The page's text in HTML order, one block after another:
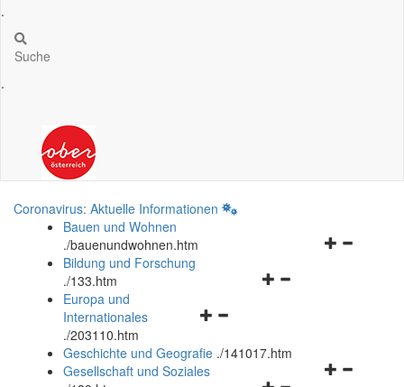
.
Suche
.
Coronavirus: Aktuelle Informationen
Bauen und Wohnen
./bauenundwohnen.htm
Navigationsmenü
Bildung und Forschung
./133.htm
Navigationsmenü
und
schließen
Europa und
Internationales
./203110.htm
Geschichte und Geografie ./141017.htm
Gesellschaft und Soziales